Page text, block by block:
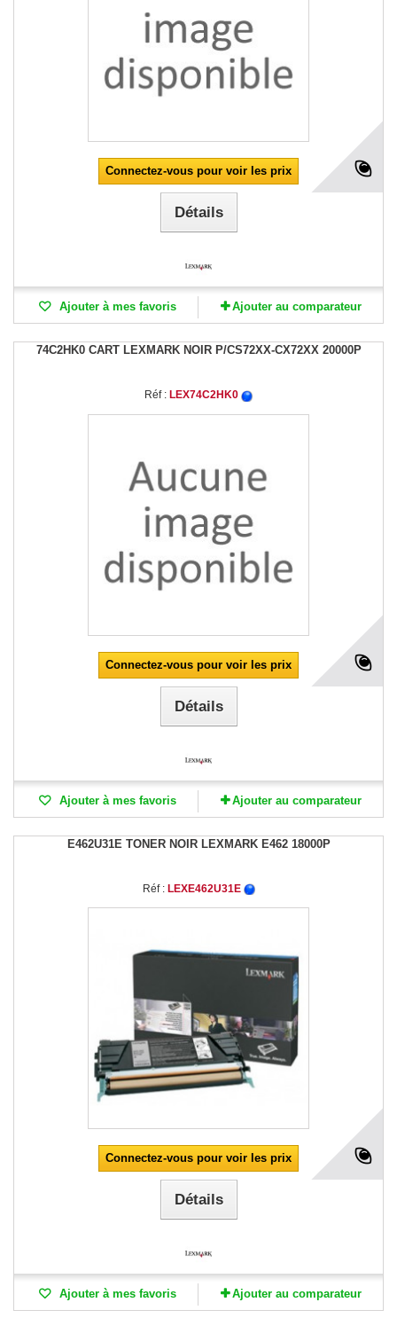
Connectez-vous pour voir les prix
Détails
Ajouter à mes favoris Ajouter au comparateur
74C2HK0 CART LEXMARK NOIR P/CS72XX-CX72XX 20000P
Réf : LEX74C2HK0
Connectez-vous pour voir les prix
Détails
Ajouter à mes favoris Ajouter au comparateur
E462U31E TONER NOIR LEXMARK E462 18000P
Réf : LEXE462U31E
Connectez-vous pour voir les prix
Détails
Ajouter à mes favoris Ajouter au comparateur